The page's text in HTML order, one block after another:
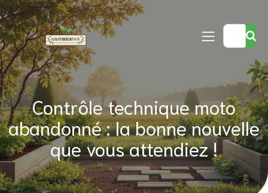
Contrôle technique moto
abandonné : la bonne nouvelle
que vous attendiez !